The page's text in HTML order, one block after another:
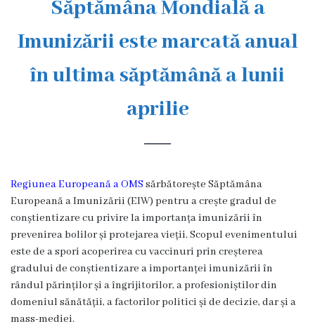
I
s
a
O
r
g
a
Săptămâna Mondială a
Imunizării este marcată anual
în ultima săptămână a lunii
aprilie
Regiunea Europeană a OMS sărbătorește Săptămâna
Europeană a Imunizării (EIW) pentru a crește gradul de
conștientizare cu privire la importanța imunizării în
prevenirea bolilor și protejarea vieții. Scopul evenimentului
este de a spori acoperirea cu vaccinuri prin creșterea
gradului de conștientizare a importanței imunizării în
rândul părinților și a îngrijitorilor, a profesioniștilor din
domeniul sănătății, a factorilor politici și de decizie, dar și a
mass-mediei.